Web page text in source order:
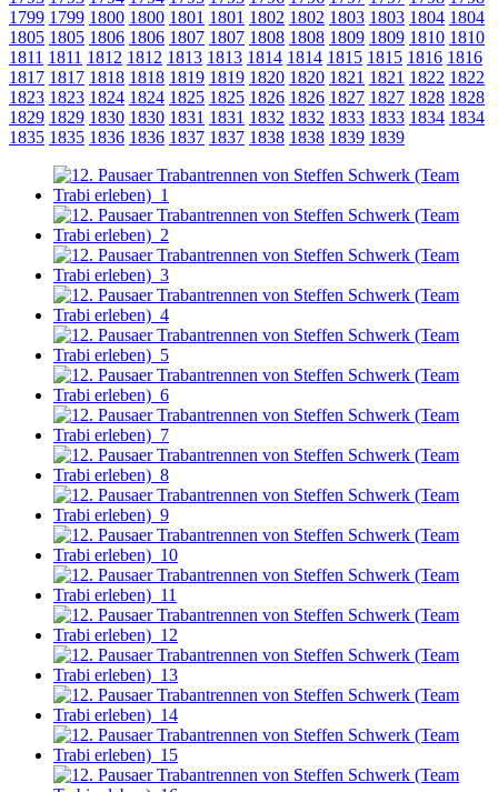
1799 1799 1800 1800 1801 1801 1802 1802 1803 1803 1804 1804
1805 1805 1806 1806 1807 1807 1808 1808 1809 1809 1810 1810
1811 1811 1812 1812 1813 1813 1814 1814 1815 1815 1816 1816
1817 1817 1818 1818 1819 1819 1820 1820 1821 1821 1822 1822
1823 1823 1824 1824 1825 1825 1826 1826 1827 1827 1828 1828
1829 1829 1830 1830 1831 1831 1832 1832 1833 1833 1834 1834
1835 1835 1836 1836 1837 1837 1838 1838 1839 1839